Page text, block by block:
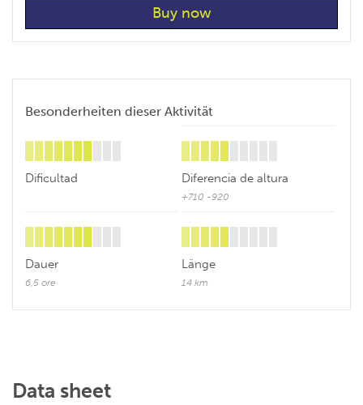
Besonderheiten dieser Aktivität
Dificultad Diferencia de altura
+710 -920
Dauer
6,5 ore
Länge
14 km
Data sheet